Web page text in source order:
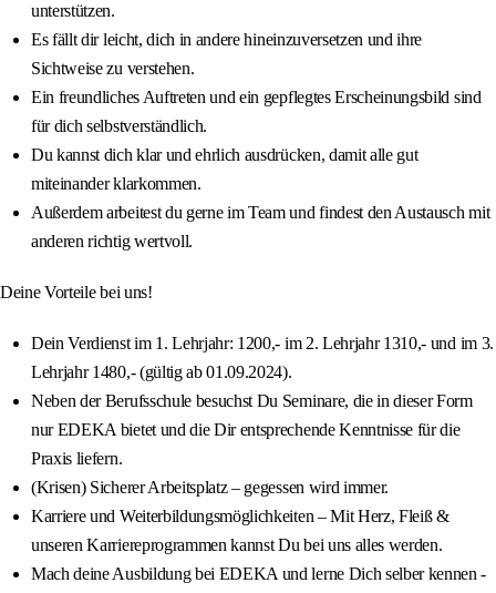
unterstützen.
Es fällt dir leicht, dich in andere hineinzuversetzen und ihre
Sichtweise zu verstehen.
Ein freundliches Auftreten und ein gepflegtes Erscheinungsbild sind
für dich selbstverständlich.
Du kannst dich klar und ehrlich ausdrücken, damit alle gut
miteinander klarkommen.
Außerdem arbeitest du gerne im Team und findest den Austausch mit
anderen richtig wertvoll.
Deine Vorteile bei uns!
Dein Verdienst im 1. Lehrjahr: 1200,- im 2. Lehrjahr 1310,- und im 3.
Lehrjahr 1480,- (gültig ab 01.09.2024).
Neben der Berufsschule besuchst Du Seminare, die in dieser Form
nur EDEKA bietet und die Dir entsprechende Kenntnisse für die
Praxis liefern.
(Krisen) Sicherer Arbeitsplatz – gegessen wird immer.
Karriere und Weiterbildungsmöglichkeiten – Mit Herz, Fleiß &
unseren Karriereprogrammen kannst Du bei uns alles werden.
Mach deine Ausbildung bei EDEKA und lerne Dich selber kennen -